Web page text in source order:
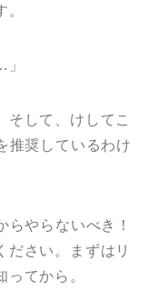
そして、けしてこ
推奨しているわけ
やらないべき！
ださい。まずはリ
てから。